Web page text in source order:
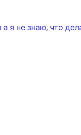
я не знаю, что